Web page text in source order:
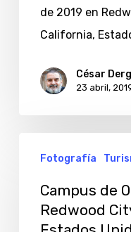
Silicon
Valley
de 2019 en
California,
César
23 abril,
Oracle,
Redwood
Fotografía
Campus de
Redwood